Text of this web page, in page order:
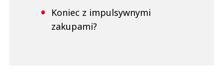
Koniec z impulsywnymi
zakupami?